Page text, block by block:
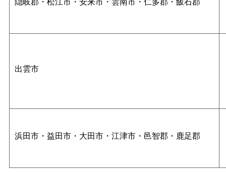
出雲市
浜田市・益田市・大田市・江津市・邑智郡・鹿足郡